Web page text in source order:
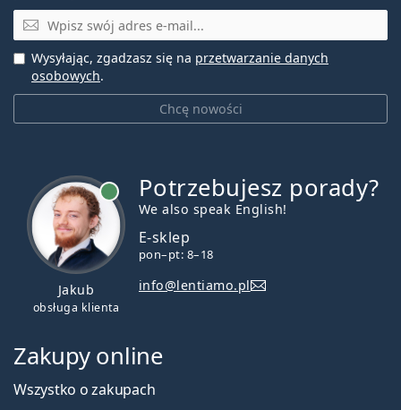
E-mail
Chcę nowości
Wysyłając, zgadzasz się na przetwarzanie danych
osobowych.
Jakub
obsługa klienta
Potrzebujesz porady?
We also speak English!
E-sklep
pon–pt: 8–18
info@lentiamo.pl
Zakupy online
Wszystko o zakupach